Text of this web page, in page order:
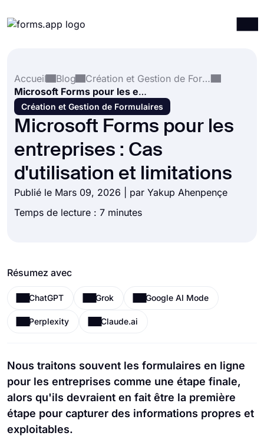
Intégrations
Modèles
Ressources
Tarification
Accueil
Blog
Création et Gestion de Formulaires
Microsoft Forms pour les entreprises : Cas d'utilisation et limitations
Création et Gestion de Formulaires
Microsoft Forms pour les
entreprises : Cas
d'utilisation et limitations
Publié le Mars 09, 2026 | par Yakup Ahenpençe
Temps de lecture : 7 minutes
Résumez avec
ChatGPT Grok Google AI Mode
Perplexity Claude.ai
Nous traitons souvent les formulaires en ligne
pour les entreprises comme une étape finale,
alors qu'ils devraient en fait être la première
étape pour capturer des informations propres et
exploitables.